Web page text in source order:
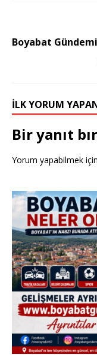
o
k
Boyabat
İLK YORUM
Bir yanıt
Yorum yapabilmek için